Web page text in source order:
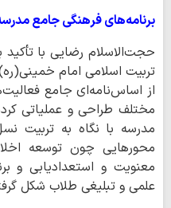
برنامه‌های فرهنگی جامع
حجت‌الاسلام رضایی با
تربیت اسلامی امام
از اساس‌نامه‌ای جامع
مختلف طراحی و عملیاتی
مدرسه با نگاه به تربیت
محورهایی چون توسعه
معنویت و استعدادیابی و
علمی و تبلیغی طلاب شکل